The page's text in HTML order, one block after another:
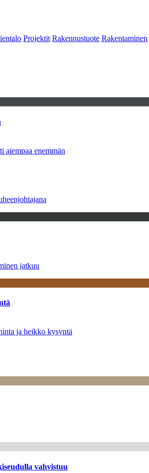
Projektit Rakennustuote Rakentaminen
aiempaa enemmän
jatkuu
ja heikko kysyntä
vahvistuu